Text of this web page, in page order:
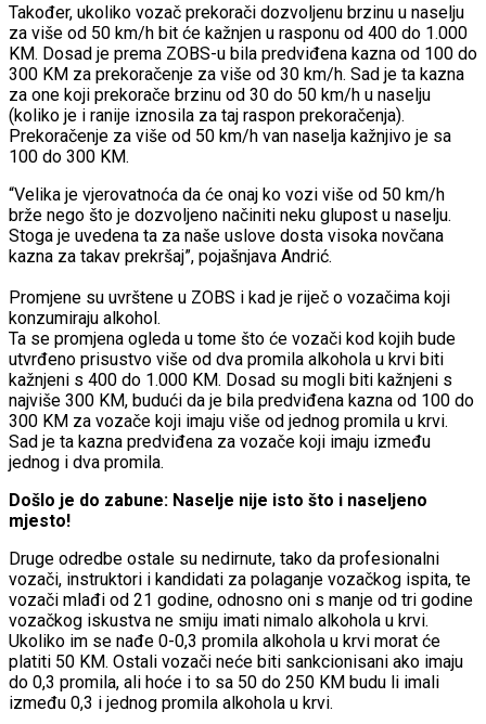
Također, ukoliko vozač prekorači dozvoljenu brzinu u naselju
za više od 50 km/h bit će kažnjen u rasponu od 400 do 1.000
KM. Dosad je prema ZOBS-u bila predviđena kazna od 100 do
300 KM za prekoračenje za više od 30 km/h. Sad je ta kazna
za one koji prekorače brzinu od 30 do 50 km/h u naselju
(koliko je i ranije iznosila za taj raspon prekoračenja).
Prekoračenje za više od 50 km/h van naselja kažnjivo je sa
100 do 300 KM.
“Velika je vjerovatnoća da će onaj ko vozi više od 50 km/h
brže nego što je dozvoljeno načiniti neku glupost u naselju.
Stoga je uvedena ta za naše uslove dosta visoka novčana
kazna za takav prekršaj”, pojašnjava Andrić.
Promjene su uvrštene u ZOBS i kad je riječ o vozačima koji
konzumiraju alkohol.
Ta se promjena ogleda u tome što će vozači kod kojih bude
utvrđeno prisustvo više od dva promila alkohola u krvi biti
kažnjeni s 400 do 1.000 KM. Dosad su mogli biti kažnjeni s
najviše 300 KM, budući da je bila predviđena kazna od 100 do
300 KM za vozače koji imaju više od jednog promila u krvi.
Sad je ta kazna predviđena za vozače koji imaju između
jednog i dva promila.
Došlo je do zabune: Naselje nije isto što i naseljeno
mjesto!
Druge odredbe ostale su nedirnute, tako da profesionalni
vozači, instruktori i kandidati za polaganje vozačkog ispita, te
vozači mlađi od 21 godine, odnosno oni s manje od tri godine
vozačkog iskustva ne smiju imati nimalo alkohola u krvi.
Ukoliko im se nađe 0-0,3 promila alkohola u krvi morat će
platiti 50 KM. Ostali vozači neće biti sankcionisani ako imaju
do 0,3 promila, ali hoće i to sa 50 do 250 KM budu li imali
između 0,3 i jednog promila alkohola u krvi.